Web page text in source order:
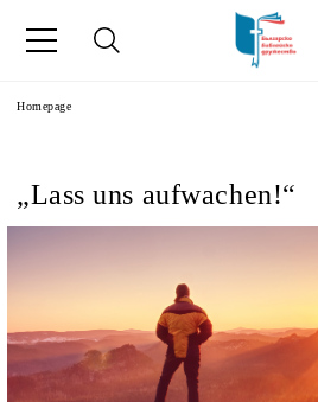
Homepage
„Lass uns aufwachen!“